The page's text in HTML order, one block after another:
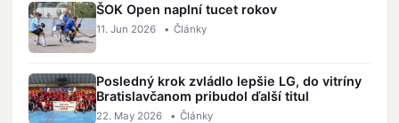
ŠOK Open naplní tucet rokov
11. Jun 2026 • Články
Posledný krok zvládlo lepšie LG, do vitríny
Bratislavčanom pribudol ďalší titul
22. May 2026 • Články